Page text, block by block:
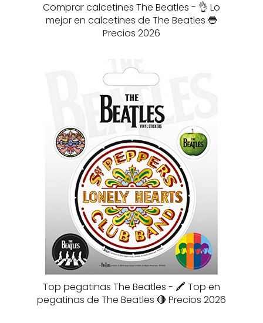
Comprar calcetines The Beatles - 👌 Lo
mejor en calcetines de The Beatles 🔵
Precios 2026
Top pegatinas The Beatles - 🖍️ Top en
pegatinas de The Beatles 🔴 Precios 2026